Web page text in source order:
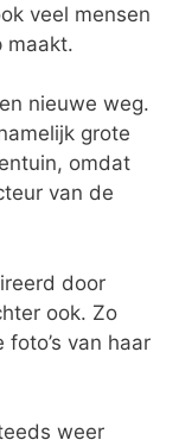
veel mensen
maakt.
nieuwe weg.
grote
omdat
van de
door
ook. Zo
van haar
weer